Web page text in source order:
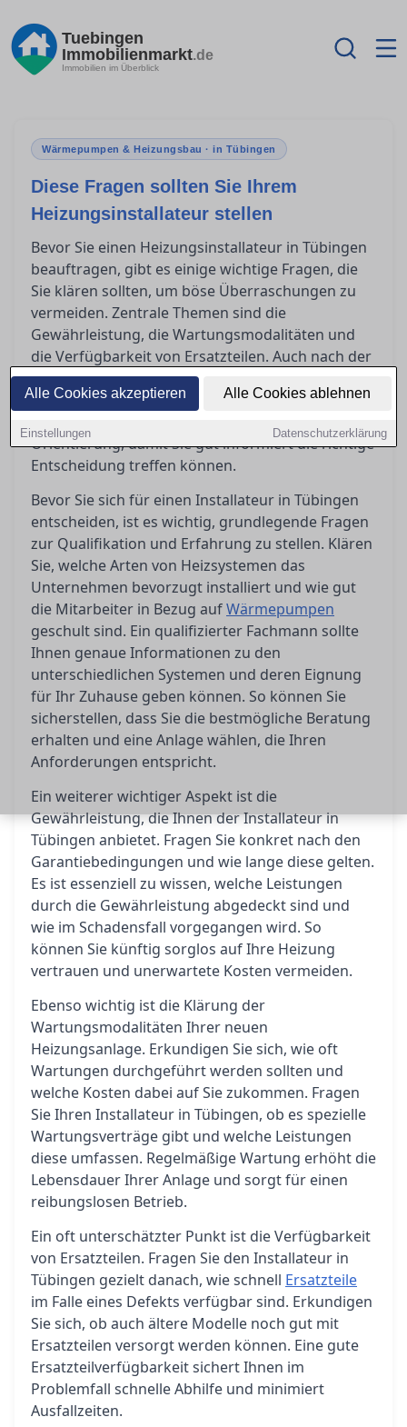
Alle Cookies akzeptieren Alle Cookies ablehnen
Einstellungen Datenschutzerklärung
Tuebingen
Immobilienmarkt.de
Immobilien im Überblick
Wärmepumpen & Heizungsbau · in Tübingen
Diese Fragen sollten Sie Ihrem
Heizungsinstallateur stellen
Bevor Sie einen Heizungsinstallateur in Tübingen
beauftragen, gibt es einige wichtige Fragen, die
Sie klären sollten, um böse Überraschungen zu
vermeiden. Zentrale Themen sind die
Gewährleistung, die Wartungsmodalitäten und
die Verfügbarkeit von Ersatzteilen. Auch nach der
Installation gilt es, bestimmte Punkte genau zu
überprüfen, um sicherzustellen, dass alles
Orientierung, damit Sie gut informiert die richtige
Entscheidung treffen können.
Bevor Sie sich für einen Installateur in Tübingen
entscheiden, ist es wichtig, grundlegende Fragen
zur Qualifikation und Erfahrung zu stellen. Klären
Sie, welche Arten von Heizsystemen das
Unternehmen bevorzugt installiert und wie gut
die Mitarbeiter in Bezug aufWärmepumpen
geschult sind. Ein qualifizierter Fachmann sollte
Ihnen genaue Informationen zu den
unterschiedlichen Systemen und deren Eignung
für Ihr Zuhause geben können. So können Sie
sicherstellen, dass Sie die bestmögliche Beratung
erhalten und eine Anlage wählen, die Ihren
Anforderungen entspricht.
Ein weiterer wichtiger Aspekt ist die
Gewährleistung, die Ihnen der Installateur in
Tübingen anbietet. Fragen Sie konkret nach den
Garantiebedingungen und wie lange diese gelten.
Es ist essenziell zu wissen, welche Leistungen
durch die Gewährleistung abgedeckt sind und
wie im Schadensfall vorgegangen wird. So
können Sie künftig sorglos auf Ihre Heizung
vertrauen und unerwartete Kosten vermeiden.
Ebenso wichtig ist die Klärung der
Wartungsmodalitäten Ihrer neuen
Heizungsanlage. Erkundigen Sie sich, wie oft
Wartungen durchgeführt werden sollten und
welche Kosten dabei auf Sie zukommen. Fragen
Sie Ihren Installateur in Tübingen, ob es spezielle
Wartungsverträge gibt und welche Leistungen
diese umfassen. Regelmäßige Wartung erhöht die
Lebensdauer Ihrer Anlage und sorgt für einen
reibungslosen Betrieb.
Ein oft unterschätzter Punkt ist die Verfügbarkeit
von Ersatzteilen. Fragen Sie den Installateur in
Tübingen gezielt danach, wie schnell Ersatzteile
im Falle eines Defekts verfügbar sind. Erkundigen
Sie sich, ob auch ältere Modelle noch gut mit
Ersatzteilen versorgt werden können. Eine gute
Ersatzteilverfügbarkeit sichert Ihnen im
Problemfall schnelle Abhilfe und minimiert
Ausfallzeiten.